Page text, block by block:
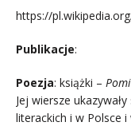
https://
Publikacje:
Poezja: książki –
Jej wiersze
literackich i w Polsce i